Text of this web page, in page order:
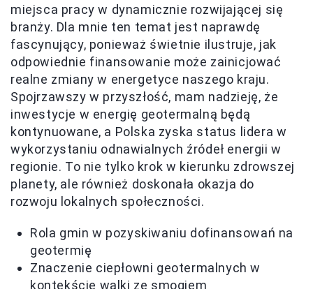
miejsca pracy w dynamicznie rozwijającej się
branży. Dla mnie ten temat jest naprawdę
fascynujący, ponieważ świetnie ilustruje, jak
odpowiednie finansowanie może zainicjować
realne zmiany w energetyce naszego kraju.
Spojrzawszy w przyszłość, mam nadzieję, że
inwestycje w energię geotermalną będą
kontynuowane, a Polska zyska status lidera w
wykorzystaniu odnawialnych źródeł energii w
regionie. To nie tylko krok w kierunku zdrowszej
planety, ale również doskonała okazja do
rozwoju lokalnych społeczności.
Rola gmin w pozyskiwaniu dofinansowań na
geotermię
Znaczenie ciepłowni geotermalnych w
kontekście walki ze smogiem